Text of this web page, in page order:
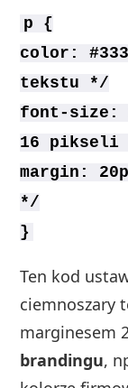
p {
color:
tekstu */
font-size:
16 pikseli
margin:
*/
}
Ten kod
ciemnoszary
marginesem
brandingu,